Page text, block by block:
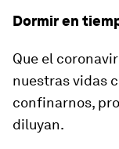
Dormir en
Que el
nuestras vidas
confinarnos,
diluyan.